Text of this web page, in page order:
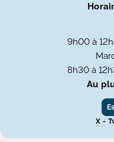
9h00 à
8h30 à
Au
X -